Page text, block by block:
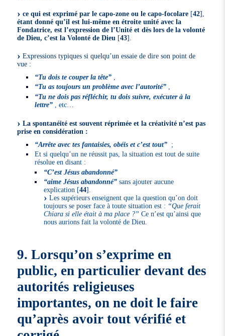
ce qui est exprimé par le capo-zone ou le capo-focolare [42]
étant donné qu’il est lui-même en étroite unité avec la
Fondatrice, est l’expression de l’Unité et dès lors de la volonté
de Dieu, c’est la Volonté de Dieu [43]
Expressions typiques si quelqu’un essaie de dire son point de
vue :
“Tu dois te couper la tête”
“Tu as toujours un problème avec l’autorité” ,
“Tu ne dois pas réfléchir, tu dois suivre, exécuter à la
lettre”
, etc…
La spontanéité est souvent réprimée et la créativité n’est pas
prise en considération :
“Arrête avec tes fantaisies, obéis et c’est tout” ;
Et si quelqu’un ne réussit pas, la situation est tout de suite
résolue en disant :
“C’est Jésus abandonné”
“aime Jésus abandonné” sans ajouter aucune
explication[44].
Les supérieurs enseignent que la question qu’on doit
toujours se poser face à toute situation est : “Que ferait
Chiara si elle était à ma place ?” Ce n’est qu’ainsi que
nous aurions fait la volonté de Dieu.
9. Lorsqu’on s’exprime en
public, en particulier devant des
autorités religieuses
importantes, on ne doit le faire
qu’après avoir tout vérifié et